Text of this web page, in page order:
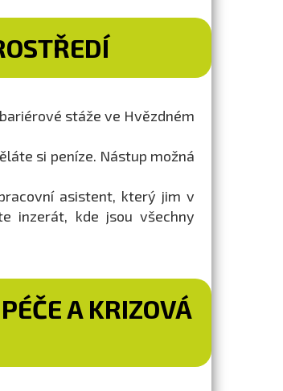
stáže ve Hvězdném
si peníze. Nástup možná
asistent, který jim v
inzerát, kde jsou všechny
A KRIZOVÁ